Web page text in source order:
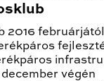
2016 februárjától
végén